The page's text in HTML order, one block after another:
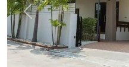
Previous